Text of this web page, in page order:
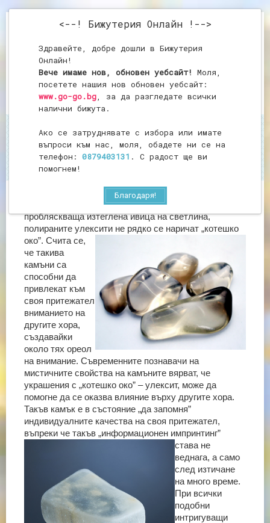
<--! Бижутерия Онлайн !-->
Здравейте, добре дошли в Бижутерия
Онлайн!
Вече имаме нов, обновен уебсайт! Моля,
посетете нашия нов обновен уебсайт:
www.go-go.bg, за да разгледате всички
налични бижута.
Ако се затруднявате с избора или имате
въпроси към нас, моля, обадете ни се на
телефон: 0879403131 . С радост ще ви
помогнем!
Благодаря!
Начало Улексит
Улексит
Заради характерния си блясък, цвят и
пробляскваща изтеглена ивица на светлина,
полираните улексити не рядко се наричат „котешко
око”. Счита се,
че такива
камъни са
способни да
привлекат към
своя притежател
вниманието на
другите хора,
създавайки
около тях ореол
на внимание. Съвременните познавачи на
мистичните свойства на камъните вярват, че
украшения с „котешко око” – улексит, може да
помогне да се оказва влияние върху другите хора.
Такъв камък е в състояние „да запомня”
индивидуалните качества на своя притежател,
въпреки че такъв „информационен импринтинг”
става не
веднага, а само
след изтичане
на много време.
При всички
подобни
интригуващи